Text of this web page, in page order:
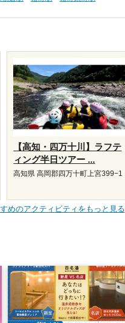
【高知・四万十川】ラフテ
ィング半日ツアー ...
高知県 高岡郡四万十町上宮399−1
めのアクティビティをもっと見る